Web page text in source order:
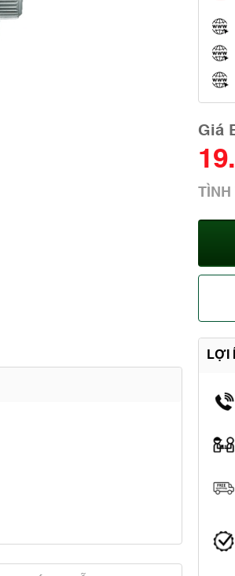
Giá
TÌNH
LỢI